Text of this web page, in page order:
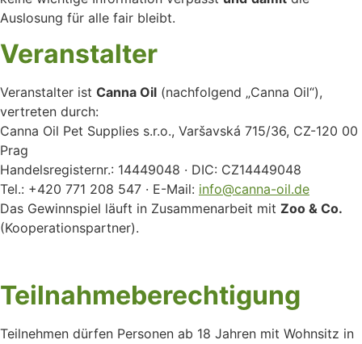
Auslosung für alle fair bleibt.
Veranstalter
Veranstalter ist Canna Oil (nachfolgend „Canna Oil“),
vertreten durch:
Canna Oil Pet Supplies s.r.o., Varšavská 715/36, CZ-120 00
Prag
Handelsregisternr.: 14449048 · DIC: CZ14449048
Tel.: +420 771 208 547 · E-Mail: info@canna-oil.de
Das Gewinnspiel läuft in Zusammenarbeit mit Zoo & Co.
(Kooperationspartner).
Teilnahmeberechtigung
Teilnehmen dürfen Personen ab 18 Jahren mit Wohnsitz in